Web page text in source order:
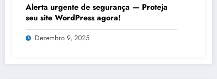
Alerta urgente de segurança — Proteja
seu site WordPress agora!
Dezembro 9, 2025